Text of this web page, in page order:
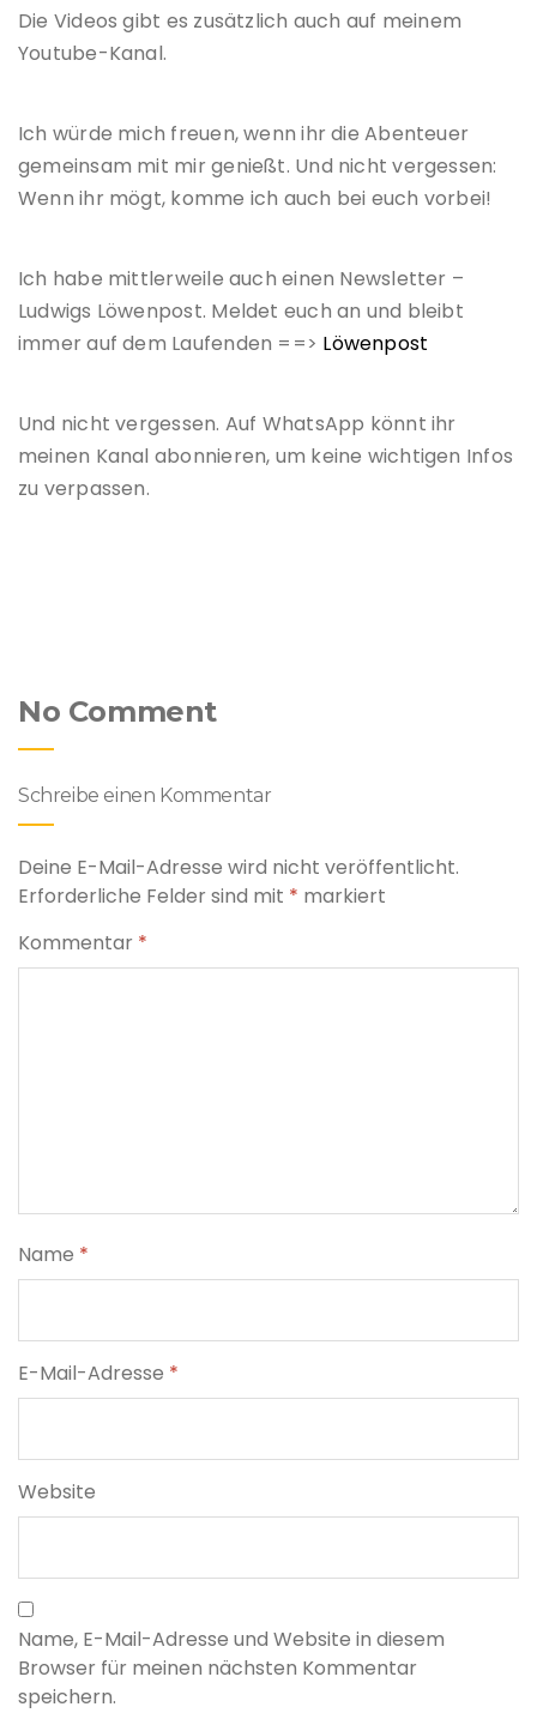
Die Videos gibt es zusätzlich auch auf meinem
Youtube-Kanal.
Ich würde mich freuen, wenn ihr die Abenteuer
gemeinsam mit mir genießt. Und nicht vergessen:
Wenn ihr mögt, komme ich auch bei euch vorbei!
Ich habe mittlerweile auch einen Newsletter –
Ludwigs Löwenpost. Meldet euch an und bleibt
immer auf dem Laufenden ==> Löwenpost
Und nicht vergessen. Auf WhatsApp könnt ihr
meinen Kanal abonnieren, um keine wichtigen Infos
zu verpassen.
No Comment
Schreibe einen Kommentar
Deine E-Mail-Adresse wird nicht veröffentlicht.
Erforderliche Felder sind mit * markiert
Kommentar *
Name *
E-Mail-Adresse *
Website
Name, E-Mail-Adresse und Website in diesem
Browser für meinen nächsten Kommentar
speichern.